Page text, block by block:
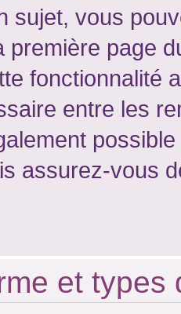
sujet, vous
première page
fonctionnalité
entre les
assurez-vous
et types